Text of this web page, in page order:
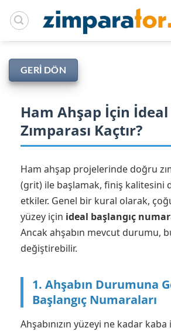
atla
GERI DÖN
Ham Ahşap İçin İdeal
Zımparası Kaçtır?
Ham ahşap projelerinde doğru
(grit) ile başlamak, finiş kalitesini
etkiler. Genel bir kural olarak,
yüzey için ideal başlangıç
Ancak ahşabın mevcut durumu,
değiştirebilir.
1. Ahşabın Durumuna
Başlangıç Numaraları
Ahşabınızın yüzeyi ne kadar